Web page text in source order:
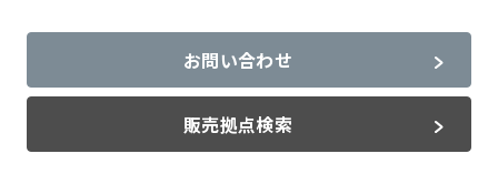
お問い合わせ
販売拠点検索